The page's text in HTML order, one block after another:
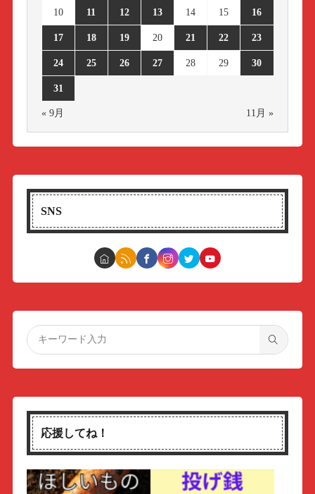
10 11 12 13 14 15 16
17 18 19 20 21 22 23
24 25 26 27 28 29 30
31
« 9月 11月 »
SNS
応援してね！